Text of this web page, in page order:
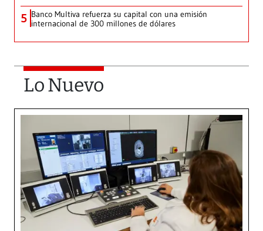
5 Banco Multiva refuerza su capital con una emisión
internacional de 300 millones de dólares
Lo Nuevo